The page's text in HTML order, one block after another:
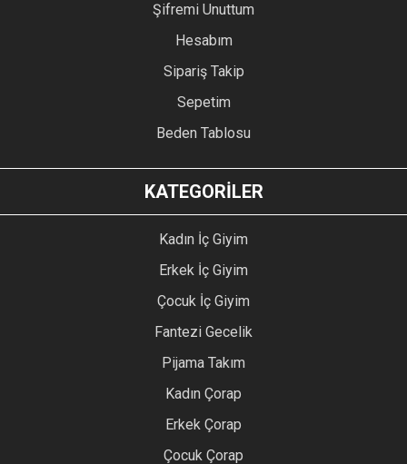
Şifremi Unuttum
Hesabım
Sipariş Takip
Sepetim
Beden Tablosu
KATEGORİLER
Kadın İç Giyim
Erkek İç Giyim
Çocuk İç Giyim
Fantezi Gecelik
Pijama Takım
Kadın Çorap
Erkek Çorap
Çocuk Çorap